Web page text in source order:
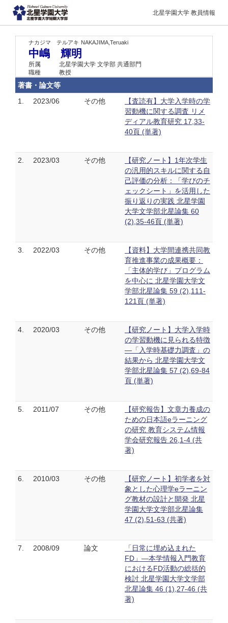
北星学園大学 教員情報
ナカジマ テルアキ NAKAJIMA,Teruaki
中嶋 輝明
所属
北星学園大学 文学部 共通部門
職種
教授
著書・論文等
1.
2023/06 その他
【査読有】大学入学時の学
習動機に関する調査 リメ
ディアル教育研究 17,33-
40頁 (単著)
2. 2023/03 その他
【研究ノート】1年次学生
の汎用的スキルに関する自
己評価の分析：「学びのチ
ェックシート」を活用した
振り返りの実践 北星学園
大学文学部北星論集 60
(2),35-46頁 (単著)
3. 2022/03 その他
【資料】大学間連携共同教
育推進事業の成果概要：
「主体的学び」プログラム
を中心に 北星学園大学文
学部北星論集 59 (2),111-
121頁 (単著)
4. 2020/03 その他
【研究ノート】大学入学時
の学習動機に見られる特徴
―「入学時基礎力調査」の
結果から 北星学園大学文
学部北星論集 57 (2),69-84
頁 (単著)
5. 2011/07 その他
【研究報告】文章力養成の
ための日本語eラーニング
の研究 教育システム情報
学会研究報告 26,1-4 (共
著)
6. 2010/03 その他
【研究ノート】初学者を対
象とした心理学eラーニン
グ教材の設計と開発 北星
学園大学文学部北星論集
47 (2),51-63 (共著)
7. 2008/09 論文
「日常に埋め込まれた
FD」―本学情報入門教育
におけるFD活動の総括的
検討 北星学園大学文学部
北星論集 46 (1),27-46 (共
著)